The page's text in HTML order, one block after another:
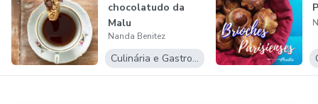
Através das minhas aulas quero que você tenha e ofereça
saúde e qualidade à sua família, seus amigos, e até vender
pães e bolos realmente saudáveis e gostosos.
chocolatudo da
Malu
Nanda Benitez
Culinária e Gastronomia